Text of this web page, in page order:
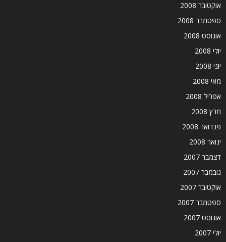
אוקטובר 2008
ספטמבר 2008
אוגוסט 2008
יולי 2008
יוני 2008
מאי 2008
אפריל 2008
מרץ 2008
פברואר 2008
ינואר 2008
דצמבר 2007
נובמבר 2007
אוקטובר 2007
ספטמבר 2007
אוגוסט 2007
יולי 2007